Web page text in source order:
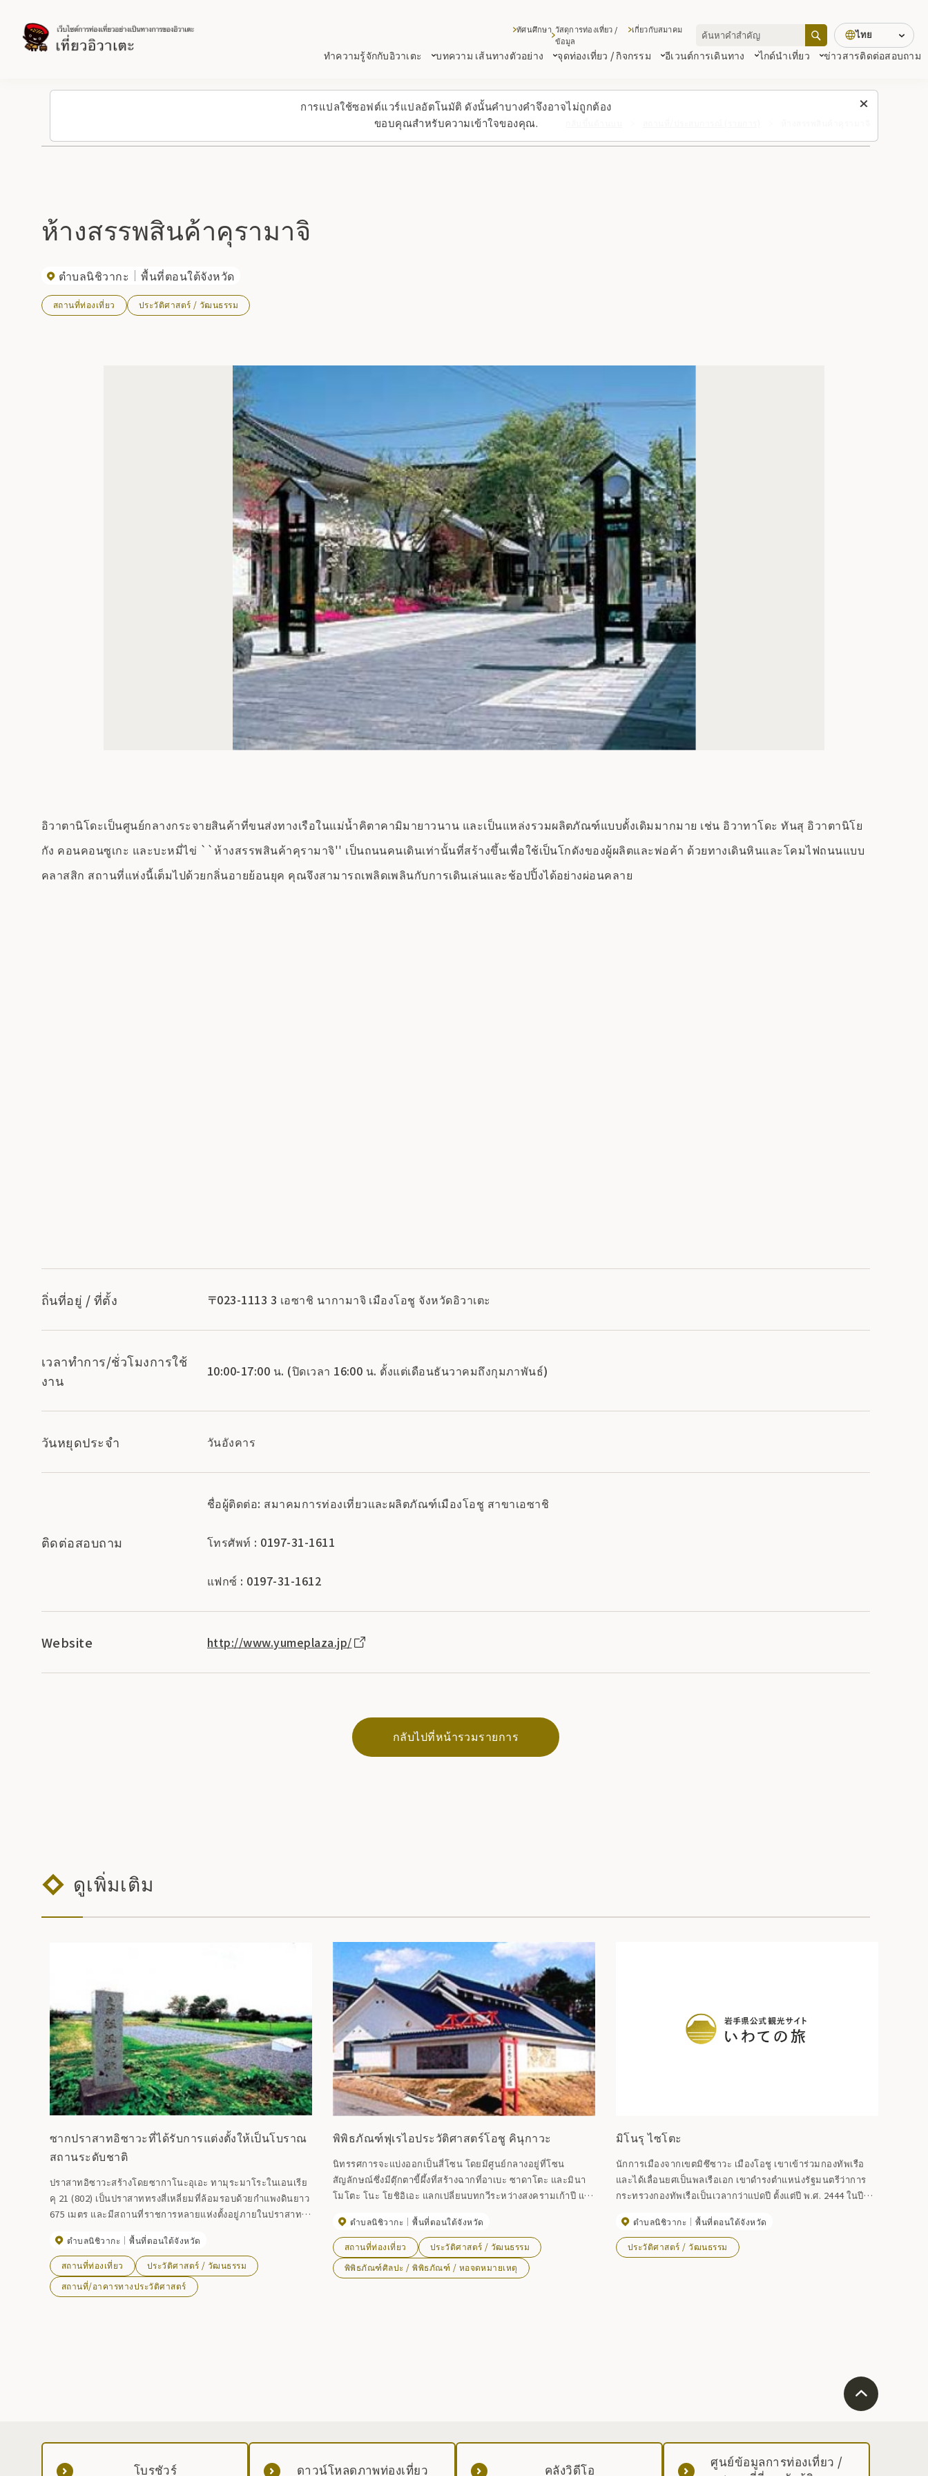
การแปลใช้ซอฟต์แวร์แปลอัตโนมัติ ดังนั้นคำบางคำจึงอาจไม่ถูกต้อง
ขอบคุณสำหรับความเข้าใจของคุณ.
ทำความรู้จักกับอิวาเตะ บทความ เส้นทางตัวอย่าง จุดท่องเที่ยว / กิจกรรม อีเวนต์การเดินทาง ไกด์นำเที่ยว ข่าวสารติดต่อสอบถาม
ทัศนศึกษา วัสดุการท่องเที่ยว /
ข้อมูล
เกี่ยวกับสมาคม ไทย
ห้างสรรพสินค้าคุรามาจิ
ตำบลนิชิวากะ พื้นที่ตอนใต้จังหวัด
สถานที่ท่องเที่ยว ประวัติศาสตร์ / วัฒนธรรม
อิวาตานิโดะเป็นศูนย์กลางกระจายสินค้าที่ขนส่งทางเรือในแม่น้ำคิตาคามิมายาวนาน และเป็นแหล่งรวมผลิตภัณฑ์แบบดั้งเดิมมากมาย เช่น อิวาทาโดะ ทันสุ อิวาตานิโย
กัง คอนคอนซูเกะ และบะหมี่ไข่ ``ห้างสรรพสินค้าคุรามาจิ'' เป็นถนนคนเดินเท่านั้นที่สร้างขึ้นเพื่อใช้เป็นโกดังของผู้ผลิตและพ่อค้า ด้วยทางเดินหินและโคมไฟถนนแบบ
คลาสสิก สถานที่แห่งนี้เต็มไปด้วยกลิ่นอายย้อนยุค คุณจึงสามารถเพลิดเพลินกับการเดินเล่นและช้อปปิ้งได้อย่างผ่อนคลาย
ถิ่นที่อยู่ / ที่ตั้ง 〒023-1113 3 เอซาชิ นากามาจิ เมืองโอชู จังหวัดอิวาเตะ
เวลาทำการ/ชั่วโมงการใช้
งาน
10:00-17:00 น. (ปิดเวลา 16:00 น. ตั้งแต่เดือนธันวาคมถึงกุมภาพันธ์)
วันหยุดประจำ วันอังคาร
ติดต่อสอบถาม
ชื่อผู้ติดต่อ: สมาคมการท่องเที่ยวและผลิตภัณฑ์เมืองโอชู สาขาเอซาชิ
โทรศัพท์ : 0197-31-1611
แฟกซ์ : 0197-31-1612
Website http://www.yumeplaza.jp/
กลับไปที่หน้ารวมรายการ
ดูเพิ่มเติม
ซากปราสาทอิซาวะที่ได้รับการแต่งตั้งให้เป็นโบราณ
สถานระดับชาติ
ปราสาทอิซาวะสร้างโดยซากาโนะอุเอะ ทามุระมาโระในเอนเรีย
คุ 21 (802) เป็นปราสาททรงสี่เหลี่ยมที่ล้อมรอบด้วยกำแพงดินยาว
675 เมตร และมีสถานที่ราชการหลายแห่งตั้งอยู่ภายในปราสาท
ขุดค้นดำเนินไป ก็มีการค้นพบวัสดุอันมีค่า เช่น แผ่นไม้
เครื่องปั้นดินเผาที่มีตัวอักษรจารึกไว้ เช่นเดียวกับเอกสารกระดาษ
เคลือบที่ประกอบด้วยประวัติของปราสาทและทหารที่ทำงานใน
ปราสาท.
ตำบลนิชิวากะ พื้นที่ตอนใต้จังหวัด
สถานที่ท่องเที่ยว
ประวัติศาสตร์ / วัฒนธรรม
สถานที่/อาคารทางประวัติศาสตร์
พิพิธภัณฑ์ฟุเรไอประวัติศาสตร์โอชู คินุกาวะ
นิทรรศการจะแบ่งออกเป็นสี่โซน โดยมีศูนย์กลางอยู่ที่โซน
สัญลักษณ์ซึ่งมีตุ๊กตาขี้ผึ้งที่สร้างฉากที่อาเบะ ซาดาโตะ และมินา
โมโตะ โนะ โยชิอิเอะ แลกเปลี่ยนบทกวีระหว่างสงครามเก้าปี และ
ตำบลนิชิวากะ พื้นที่ตอนใต้จังหวัด
สถานที่ท่องเที่ยว
ประวัติศาสตร์ / วัฒนธรรม
พิพิธภัณฑ์ศิลปะ / พิพิธภัณฑ์ / หอจดหมายเหตุ
มิโนรุ ไซโตะ
นักการเมืองจากเขตมิซึซาวะ เมืองโอชู เขาเข้าร่วมกองทัพเรือ
และได้เลื่อนยศเป็นพลเรือเอก เขาดำรงตำแหน่งรัฐมนตรีว่าการ
กระทรวงกองทัพเรือเป็นเวลากว่าแปดปี ตั้งแต่ปี พ.ศ. 2444 ในปี
สังหารในเหตุการณ์ 15 พฤษภาคม เขาเป็นรัฐมนตรีว่าการ
กระทรวงมหาดไทยในปี พ.ศ. 2476 แต่เนื่องจากการผงาดขึ้นของ
ลัทธิฟาสซิสต์ เขาจึงถูกสังหารในเหตุการณ์วันที่ 26 กุมภาพันธ์ใน
ตำบลนิชิวากะ พื้นที่ตอนใต้จังหวัด
ประวัติศาสตร์ / วัฒนธรรม
โบรชัวร์ ดาวน์โหลดภาพท่องเที่ยว คลังวิดีโอ
ศูนย์ข้อมูลการท่องเที่ยว /